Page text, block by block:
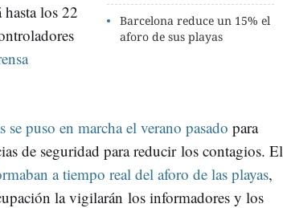
Barcelona reduce un 15% el
aforo de sus playas
los 22
puso en marcha el verano pasado para
de seguridad para reducir los contagios. El
a tiempo real del aforo de las playas,
la vigilarán los informadores y los